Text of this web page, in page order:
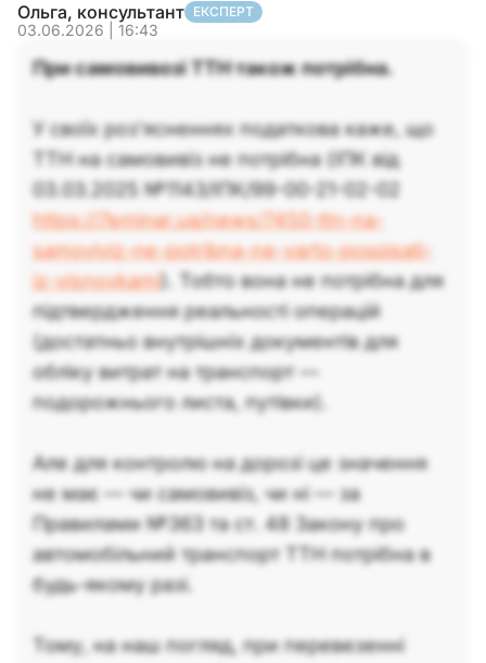
Ольга, консультант ЕКСПЕРТ
03.06.2026 | 16:43
При самовивозі ТТН також потрібна.
У своїх роз’ясненнях податкова каже, що
ТТН на самовивіз не потрібна (ІПК від
03.03.2025 №1143/ІПК/99-00-21-02-02
https://7eminar.ua/news/7450-ttn-na-
samoviviz-ne-potribna-ne-varto-pospisati-
iz-visnovkami). Тобто вона не потрібна для
підтвердження реальності операцій
(достатньо внутрішніх документів для
обліку витрат на транспорт —
подорожнього листа, путівки).
Але для контролю на дорозі це значення
не має — чи самовивіз, чи ні — за
Правилами №363 та ст. 48 Закону про
автомобільний транспорт ТТН потрібна в
будь-якому разі.
Тому, на наш погляд, при перевезенні